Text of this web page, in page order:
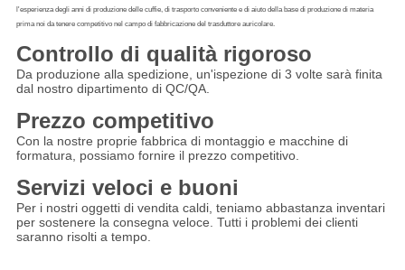
l'esperienza degli anni di produzione delle cuffie, di trasporto conveniente e di aiuto della base di produzione di materia
prima noi da tenere competitivo nel campo di fabbricazione del trasduttore auricolare.
Controllo di qualità rigoroso
Da produzione alla spedizione, un'ispezione di 3 volte sarà finita
dal nostro dipartimento di QC/QA.
Prezzo competitivo
Con la nostre proprie fabbrica di montaggio e macchine di
formatura, possiamo fornire il prezzo competitivo.
Servizi veloci e buoni
Per i nostri oggetti di vendita caldi, teniamo abbastanza inventari
per sostenere la consegna veloce. Tutti i problemi dei clienti
saranno risolti a tempo.